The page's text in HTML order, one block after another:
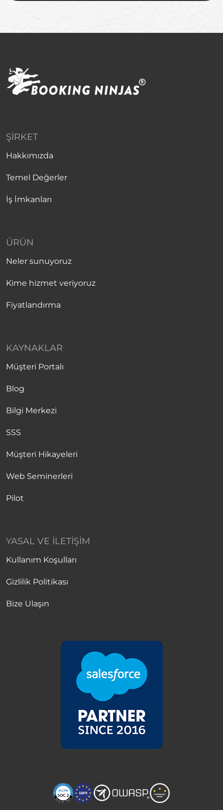
ŞIRKET
Hakkımızda
Temel Değerler
İş İmkanları
ÜRÜN
Neler sunuyoruz
Kime hizmet veriyoruz
Fiyatlandırma
KAYNAKLAR
Müşteri Portalı
Blog
Bilgi Merkezi
SSS
Müşteri Hikayeleri
Web Seminerleri
Pilot
YASAL VE İLETIŞIM
Kullanım Koşulları
Gizlilik Politikası
Bize Ulaşın